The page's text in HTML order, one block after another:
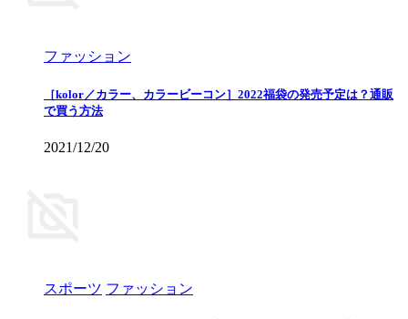
ファッション
［kolor／カラー、カラービーコン］2022福袋の発売予定は？通販
で買う方法
2021/12/20
スポーツ ファッション